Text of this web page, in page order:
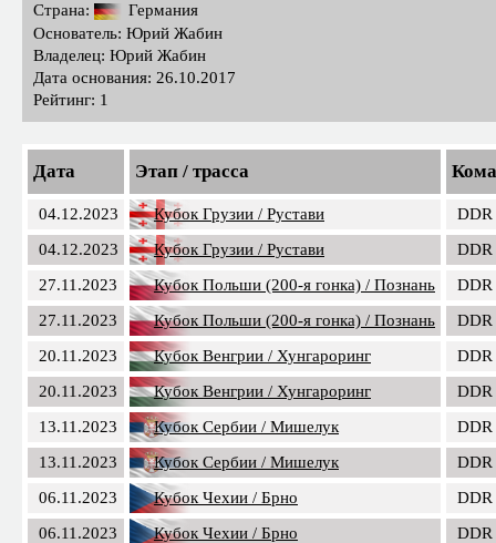
Страна:
Германия
Основатель: Юрий Жабин
Владелец: Юрий Жабин
Дата основания: 26.10.2017
Рейтинг: 1
Дата Этап / трасса
04.12.2023 Кубок Грузии / Рустави
DDR
04.12.2023
Кубок Грузии / Рустави
DDR
27.11.2023
Кубок Польши (200-я гонка) / Познань
DDR
27.11.2023
Кубок Польши (200-я гонка) / Познань
DDR
20.11.2023
Кубок Венгрии / Хунгароринг
DDR
20.11.2023
Кубок Венгрии / Хунгароринг
DDR
13.11.2023
Кубок Сербии / Мишелук
DDR
13.11.2023
Кубок Сербии / Мишелук
DDR
06.11.2023
Кубок Чехии / Брно
DDR
06.11.2023
Кубок Чехии / Брно
DDR